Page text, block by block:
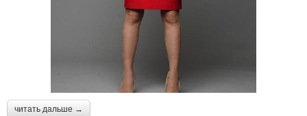
читать дальше →